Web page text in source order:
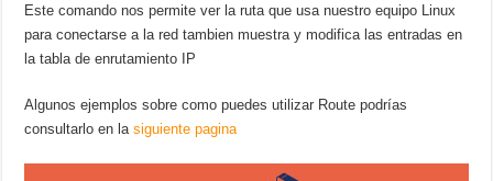
Este comando nos permite ver la ruta que usa nuestro equipo Linux
para conectarse a la red tambien muestra y modifica las entradas en
la tabla de enrutamiento IP
Algunos ejemplos sobre como puedes utilizar Route podrías
consultarlo en la siguiente pagina